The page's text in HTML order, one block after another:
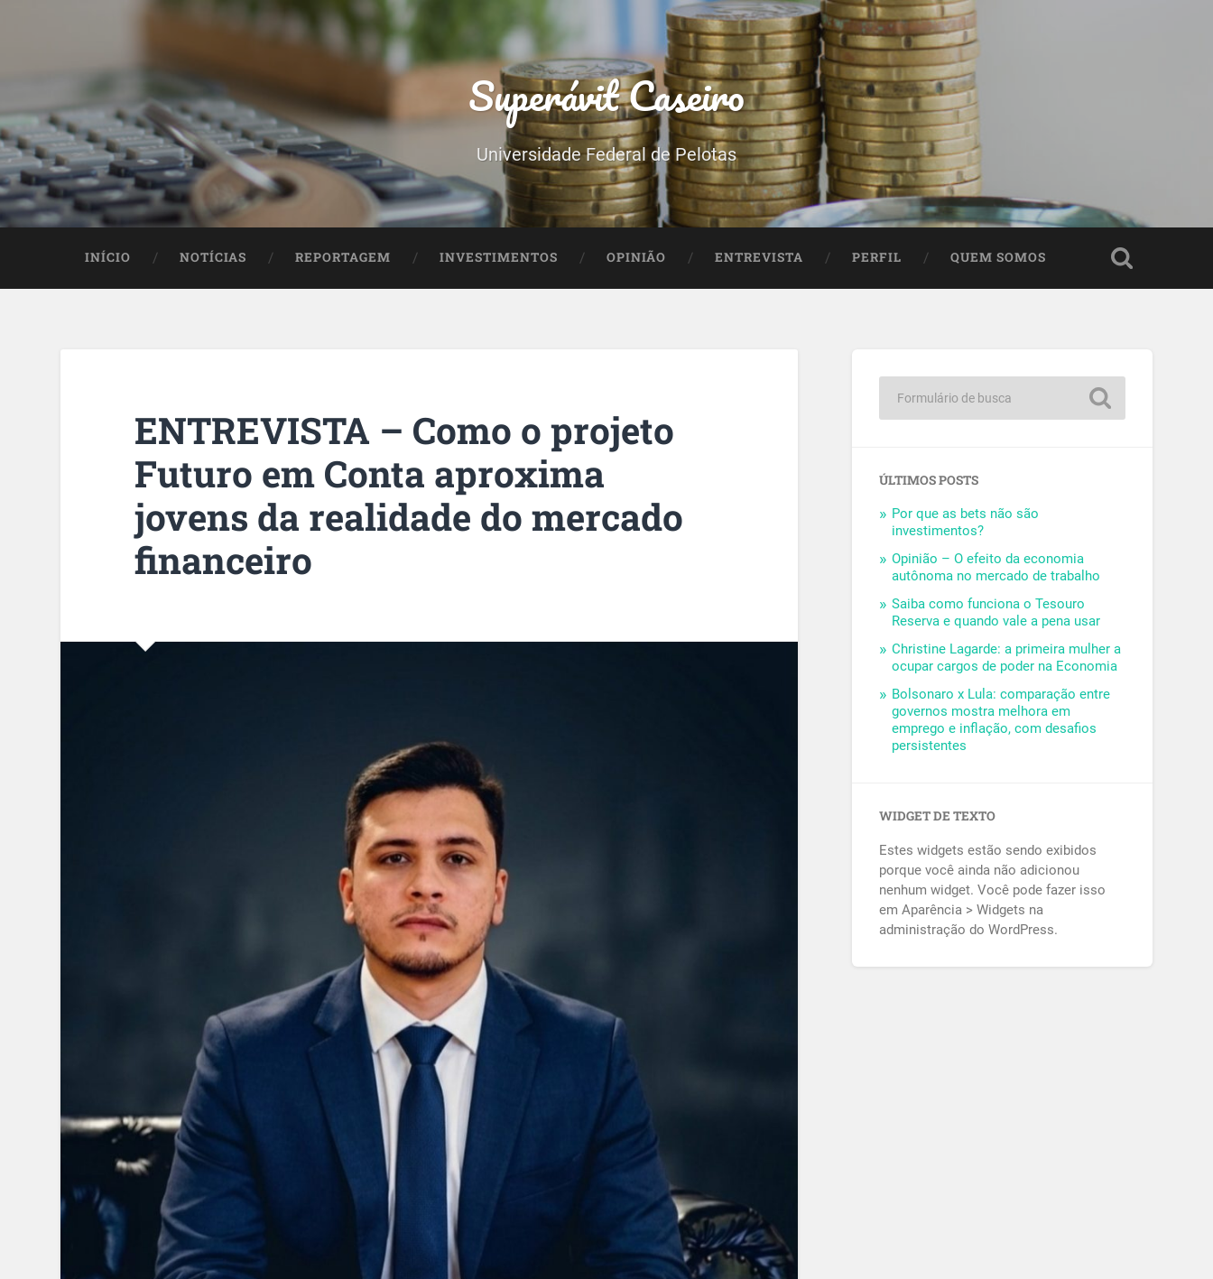
Superávit Caseiro
Universidade Federal de Pelotas
INÍCIO NOTÍCIAS REPORTAGEM INVESTIMENTOS OPINIÃO ENTREVISTA PERFIL QUEM SOMOS
ENTREVISTA – Como o projeto
Futuro em Conta aproxima
jovens da realidade do mercado
financeiro
ÚLTIMOS POSTS
Por que as bets não são
investimentos?
Opinião – O efeito da economia
autônoma no mercado de trabalho
Saiba como funciona o Tesouro
Reserva e quando vale a pena usar
Christine Lagarde: a primeira mulher a
ocupar cargos de poder na Economia
Bolsonaro x Lula: comparação entre
governos mostra melhora em
emprego e inflação, com desafios
persistentes
WIDGET DE TEXTO
Estes widgets estão sendo exibidos
porque você ainda não adicionou
nenhum widget. Você pode fazer isso
em Aparência > Widgets na
administração do WordPress.